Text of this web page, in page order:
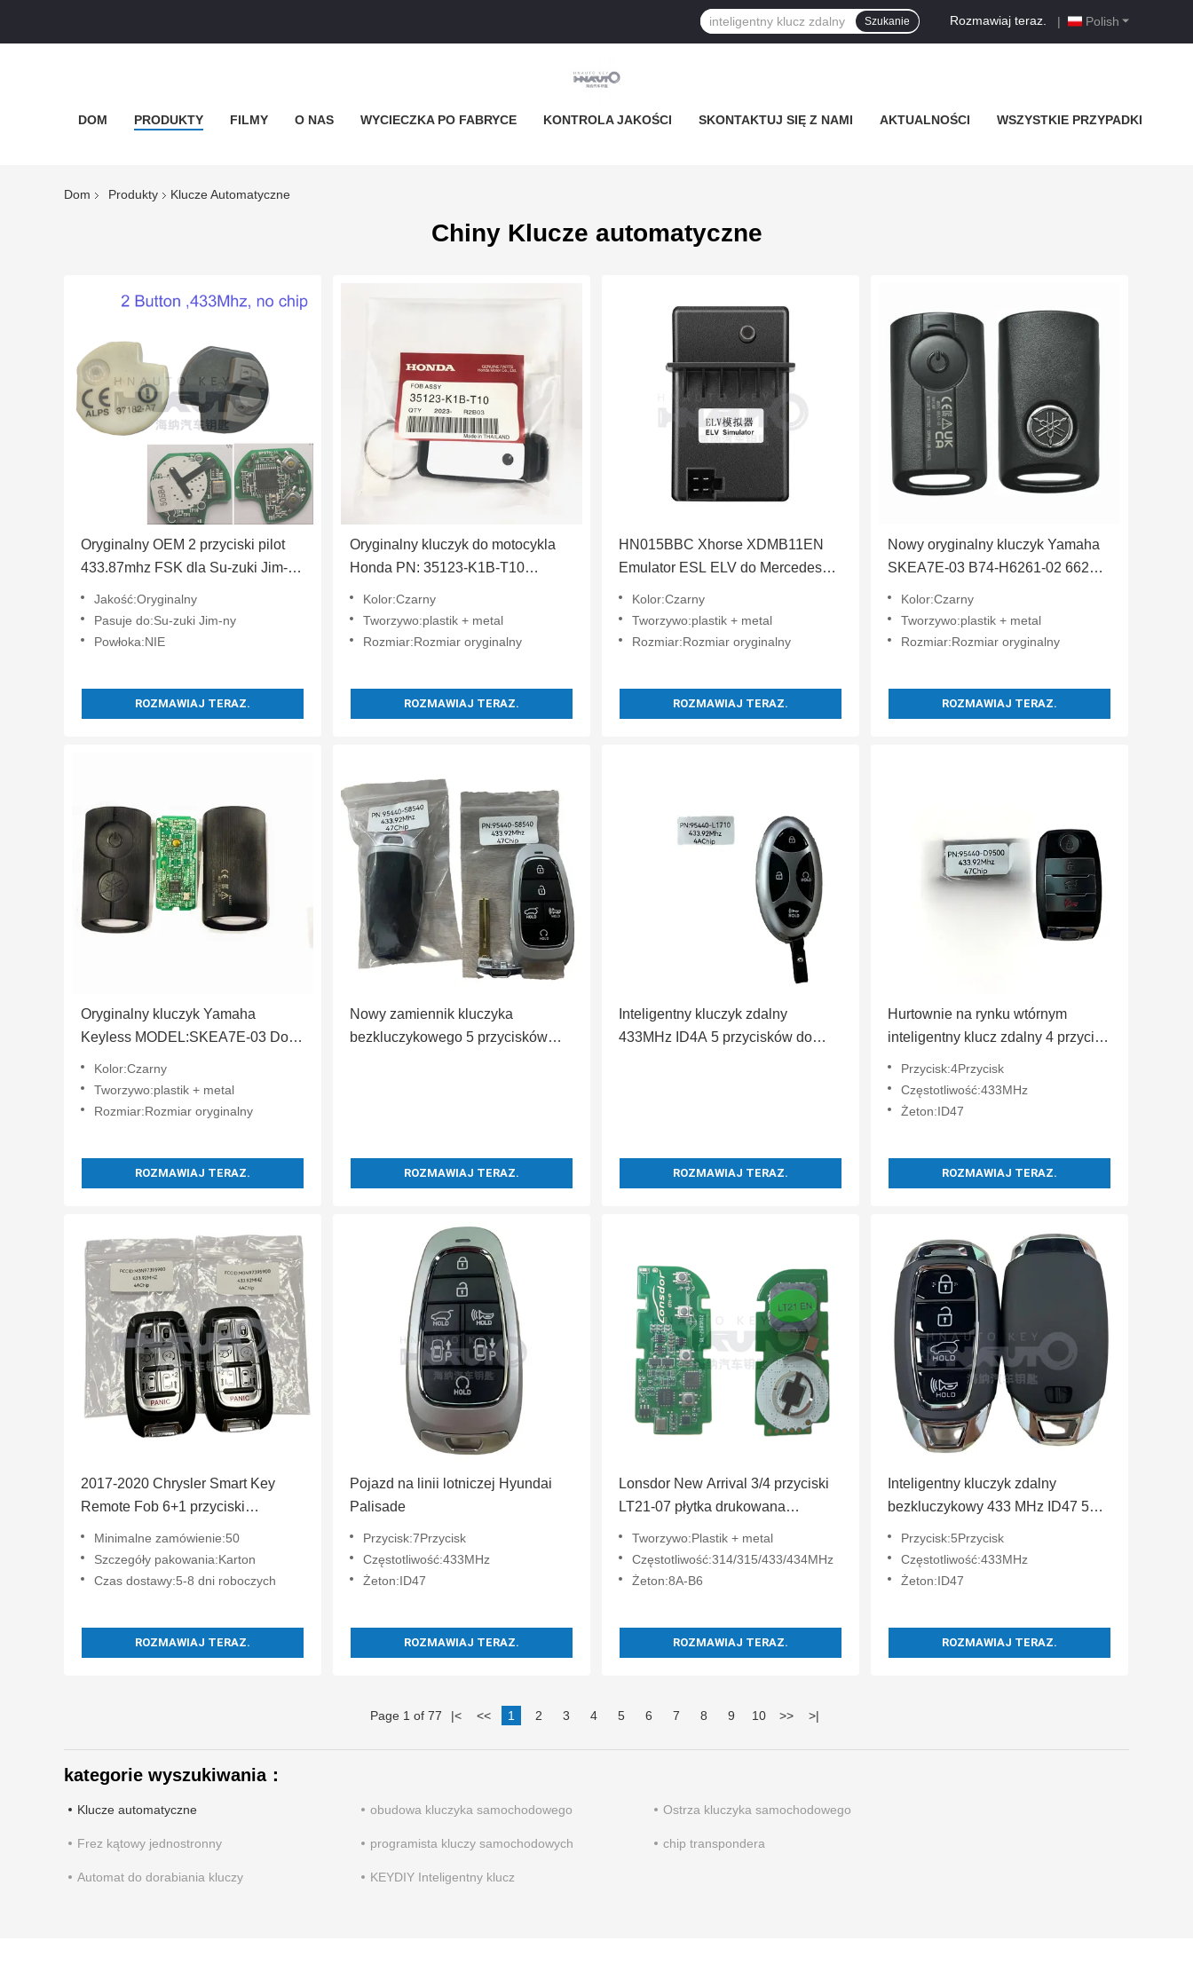
Polish
Rozmawiaj teraz. |
Szukanie
DOM PRODUKTY FILMY O NAS WYCIECZKA PO FABRYCE KONTROLA JAKOŚCI SKONTAKTUJ SIĘ Z NAMI AKTUALNOŚCI WSZYSTKIE PRZYPADKI
Dom Produkty Klucze Automatyczne
Chiny Klucze automatyczne
Oryginalny OEM 2 przyciski pilot
433.87mhz FSK dla Su-zuki Jim-ny
Tylko sterowanie dla hurtowej MOQ
50 sztuk
Jakość:Oryginalny
Pasuje do:Su-zuki Jim-ny
Powłoka:NIE
ROZMAWIAJ TERAZ.
Oryginalny kluczyk do motocykla
Honda PN: 35123-K1B-T10
ID47chip pilot do kluczyka
samochodowego
Kolor:Czarny
Tworzywo:plastik + metal
Rozmiar:Rozmiar oryginalny
ROZMAWIAJ TERAZ.
HN015BBC Xhorse XDMB11EN
Emulator ESL ELV do Mercedesa
Kolor:Czarny
Tworzywo:plastik + metal
Rozmiar:Rozmiar oryginalny
ROZMAWIAJ TERAZ.
Nowy oryginalny kluczyk Yamaha
SKEA7E-03 B74-H6261-02 662F-
Kolor:Czarny
Tworzywo:plastik + metal
Rozmiar:Rozmiar oryginalny
ROZMAWIAJ TERAZ.
Oryginalny kluczyk Yamaha
Keyless MODEL:SKEA7E-03 Do
H6261-02/662F-SKEA7D03
Kolor:Czarny
Tworzywo:plastik + metal
Rozmiar:Rozmiar oryginalny
ROZMAWIAJ TERAZ.
Nowy zamiennik kluczyka
bezkluczykowego 5 przycisków
ROZMAWIAJ TERAZ.
Inteligentny kluczyk zdalny
433MHz ID4A 5 przycisków do
ROZMAWIAJ TERAZ.
Hurtownie na rynku wtórnym
inteligentny klucz zdalny 4 przycisk
95440-D9500 TQ8-FOB-4F08
433MHz ID47
Przycisk:4Przycisk
Częstotliwość:433MHz
Żeton:ID47
ROZMAWIAJ TERAZ.
2017-2020 Chrysler Smart Key
Remote Fob 6+1 przyciski
przycisków 4A CHIP FCC ID:
M3N97395900
Minimalne zamówienie:50
Szczegóły pakowania:Karton
Czas dostawy:5-8 dni roboczych
ROZMAWIAJ TERAZ.
Pojazd na linii lotniczej Hyundai
Palisade
Przycisk:7Przycisk
Częstotliwość:433MHz
Żeton:ID47
ROZMAWIAJ TERAZ.
Lonsdor New Arrival 3/4 przyciski
LT21-07 płytka drukowana
8AB6 Chip 314/315/433/434MHZ
płyta nr 6100 dla
Tworzywo:Plastik + metal
Częstotliwość:314/315/433/434MHz
Żeton:8A-B6
ROZMAWIAJ TERAZ.
Inteligentny kluczyk zdalny
bezkluczykowy 433 MHz ID47 5
Palisade numer części 95440-
S8010 TQ8-FOB-4F29
Przycisk:5Przycisk
Częstotliwość:433MHz
Żeton:ID47
ROZMAWIAJ TERAZ.
Page 1 of 77 |< << 1 2 3 4 5 6 7 8 9 10 >> >|
kategorie wyszukiwania：
Klucze automatyczne obudowa kluczyka samochodowego Ostrza kluczyka samochodowego
Frez kątowy jednostronny programista kluczy samochodowych chip transpondera
Automat do dorabiania kluczy KEYDIY Inteligentny klucz